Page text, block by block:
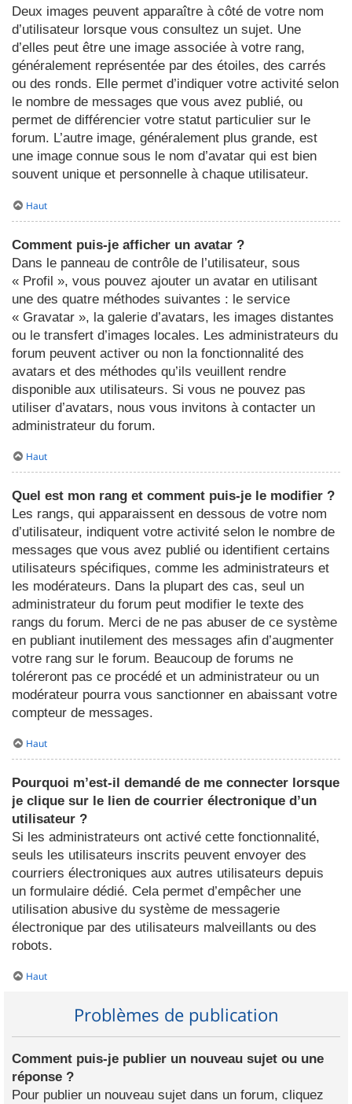
Deux images peuvent apparaître à côté de votre nom
d’utilisateur lorsque vous consultez un sujet. Une
d’elles peut être une image associée à votre rang,
généralement représentée par des étoiles, des carrés
ou des ronds. Elle permet d’indiquer votre activité selon
le nombre de messages que vous avez publié, ou
permet de différencier votre statut particulier sur le
forum. L’autre image, généralement plus grande, est
une image connue sous le nom d’avatar qui est bien
souvent unique et personnelle à chaque utilisateur.
Haut
Comment puis-je afficher un avatar ?
Dans le panneau de contrôle de l’utilisateur, sous
« Profil », vous pouvez ajouter un avatar en utilisant
une des quatre méthodes suivantes : le service
« Gravatar », la galerie d’avatars, les images distantes
ou le transfert d’images locales. Les administrateurs du
forum peuvent activer ou non la fonctionnalité des
avatars et des méthodes qu’ils veuillent rendre
disponible aux utilisateurs. Si vous ne pouvez pas
utiliser d’avatars, nous vous invitons à contacter un
administrateur du forum.
Haut
Quel est mon rang et comment puis-je le modifier ?
Les rangs, qui apparaissent en dessous de votre nom
d’utilisateur, indiquent votre activité selon le nombre de
messages que vous avez publié ou identifient certains
utilisateurs spécifiques, comme les administrateurs et
les modérateurs. Dans la plupart des cas, seul un
administrateur du forum peut modifier le texte des
rangs du forum. Merci de ne pas abuser de ce système
en publiant inutilement des messages afin d’augmenter
votre rang sur le forum. Beaucoup de forums ne
toléreront pas ce procédé et un administrateur ou un
modérateur pourra vous sanctionner en abaissant votre
compteur de messages.
Haut
Pourquoi m’est-il demandé de me connecter lorsque
je clique sur le lien de courrier électronique d’un
utilisateur ?
Si les administrateurs ont activé cette fonctionnalité,
seuls les utilisateurs inscrits peuvent envoyer des
courriers électroniques aux autres utilisateurs depuis
un formulaire dédié. Cela permet d’empêcher une
utilisation abusive du système de messagerie
électronique par des utilisateurs malveillants ou des
robots.
Haut
Problèmes de publication
Comment puis-je publier un nouveau sujet ou une
réponse ?
Pour publier un nouveau sujet dans un forum, cliquez